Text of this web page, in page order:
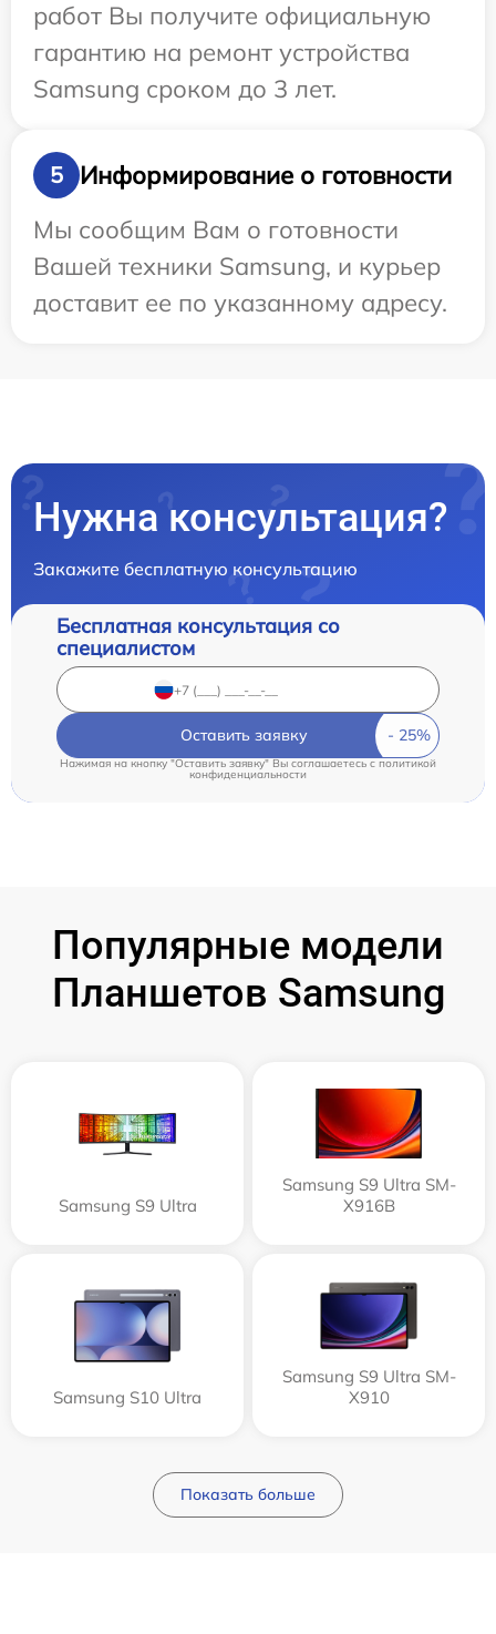
работ Вы получите официальную
гарантию на ремонт устройства
Samsung сроком до 3 лет.
5
Информирование о готовности
Мы сообщим Вам о готовности
Вашей техники Samsung, и курьер
доставит ее по указанному адресу.
Нужна консультация?
Закажите бесплатную консультацию
Бесплатная консультация со
специалистом
Оставить заявку
Нажимая на кнопку "Оставить заявку" Вы соглашаетесь c политикой
конфиденциальности
Популярные модели
Планшетов Samsung
Samsung S9 Ultra
Samsung S9 Ultra SM-
X916B
Samsung S10 Ultra
Samsung S9 Ultra SM-
X910
Показать больше